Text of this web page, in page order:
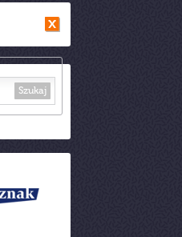
Szukaj